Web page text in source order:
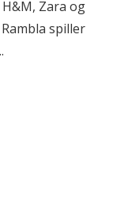
Zara og
spiller